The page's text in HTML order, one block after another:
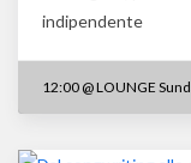
indipendente
12:00 @LOUNGE